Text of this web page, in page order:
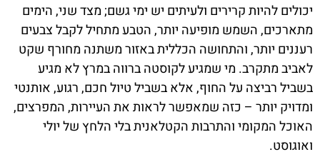
יכולים להיות קרירים ולעיתים יש ימי גשם; מצד שני, הימים
מתארכים, השמש מופיעה יותר, הטבע מתחיל לקבל צבעים
רעננים יותר, והתחושה הכללית באזור משתנה מחורף שקט
לאביב מתקרב. מי שמגיע לקוסטה ברווה במרץ לא מגיע
בשביל רביצה על החוף, אלא בשביל טיול חכם, רגוע, אותנטי
ומדויק יותר – כזה שמאפשר לראות את העיירות, המפרצים,
האוכל המקומי והתרבות הקטלאנית בלי הלחץ של יולי
ואוגוסט.